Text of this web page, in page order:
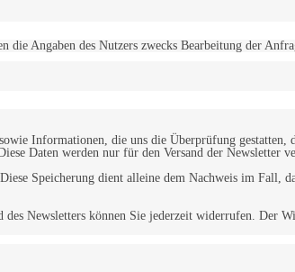
Angaben des Nutzers zwecks Bearbeitung der
Informationen, die uns die Überprüfung gestatten,
Daten werden nur für den Versand der Newsletter
Speicherung dient alleine dem Nachweis im Fall,
Newsletters können Sie jederzeit widerrufen. Der